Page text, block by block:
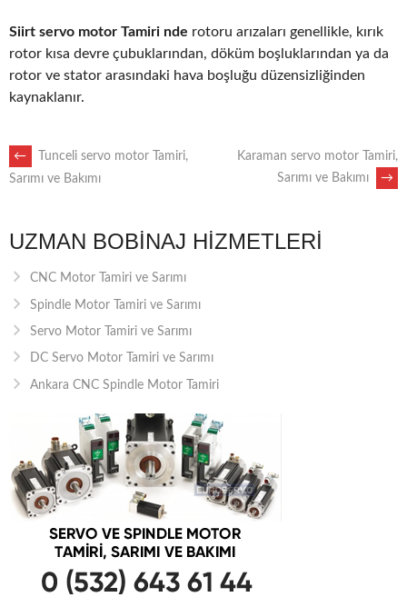
Siirt servo motor Tamiri nde rotoru arızaları genellikle, kırık
rotor kısa devre çubuklarından, döküm boşluklarından ya da
rotor ve stator arasındaki hava boşluğu düzensizliğinden
kaynaklanır.
POST
←
Tunceli servo motor Tamiri,
Sarımı ve Bakımı
Karaman servo motor Tamiri,
Sarımı ve Bakımı
→
UZMAN BOBINAJ HIZMETLERI
CNC Motor Tamiri ve Sarımı
Spindle Motor Tamiri ve Sarımı
Servo Motor Tamiri ve Sarımı
DC Servo Motor Tamiri ve Sarımı
Ankara CNC Spindle Motor Tamiri